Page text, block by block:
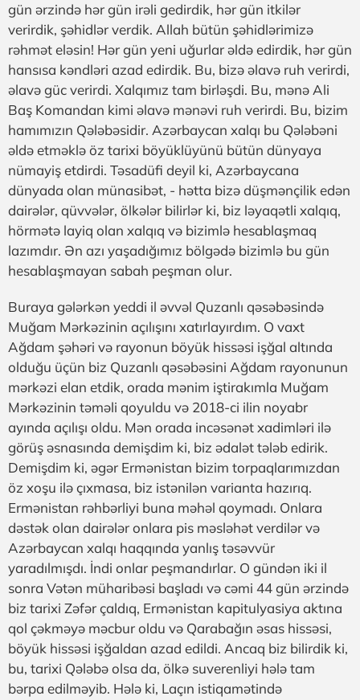
gün ərzində hər gün irəli gedirdik, hər gün itkilər
verirdik, şəhidlər verdik. Allah bütün şəhidlərimizə
rəhmət eləsin! Hər gün yeni uğurlar əldə edirdik, hər gün
hansısa kəndləri azad edirdik. Bu, bizə əlavə ruh verirdi,
əlavə güc verirdi. Xalqımız tam birləşdi. Bu, mənə Ali
Baş Komandan kimi əlavə mənəvi ruh verirdi. Bu, bizim
hamımızın Qələbəsidir. Azərbaycan xalqı bu Qələbəni
əldə etməklə öz tarixi böyüklüyünü bütün dünyaya
nümayiş etdirdi. Təsadüfi deyil ki, Azərbaycana
dünyada olan münasibət, - hətta bizə düşmənçilik edən
dairələr, qüvvələr, ölkələr bilirlər ki, biz ləyaqətli xalqıq,
hörmətə layiq olan xalqıq və bizimlə hesablaşmaq
lazımdır. Ən azı yaşadığımız bölgədə bizimlə bu gün
hesablaşmayan sabah peşman olur.
Buraya gələrkən yeddi il əvvəl Quzanlı qəsəbəsində
Muğam Mərkəzinin açılışını xatırlayırdım. O vaxt
Ağdam şəhəri və rayonun böyük hissəsi işğal altında
olduğu üçün biz Quzanlı qəsəbəsini Ağdam rayonunun
mərkəzi elan etdik, orada mənim iştirakımla Muğam
Mərkəzinin təməli qoyuldu və 2018-ci ilin noyabr
ayında açılışı oldu. Mən orada incəsənət xadimləri ilə
görüş əsnasında demişdim ki, biz ədalət tələb edirik.
Demişdim ki, əgər Ermənistan bizim torpaqlarımızdan
öz xoşu ilə çıxmasa, biz istənilən varianta hazırıq.
Ermənistan rəhbərliyi buna məhəl qoymadı. Onlara
dəstək olan dairələr onlara pis məsləhət verdilər və
Azərbaycan xalqı haqqında yanlış təsəvvür
yaradılmışdı. İndi onlar peşmandırlar. O gündən iki il
sonra Vətən müharibəsi başladı və cəmi 44 gün ərzində
biz tarixi Zəfər çaldıq, Ermənistan kapitulyasiya aktına
qol çəkməyə məcbur oldu və Qarabağın əsas hissəsi,
böyük hissəsi işğaldan azad edildi. Ancaq biz bilirdik ki,
bu, tarixi Qələbə olsa da, ölkə suverenliyi hələ tam
bərpa edilməyib. Hələ ki, Laçın istiqamətində